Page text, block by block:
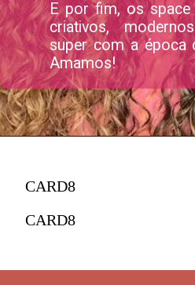
E por fim, os space
criativos,
super com a época
Amamos!
CARD8
CARD8